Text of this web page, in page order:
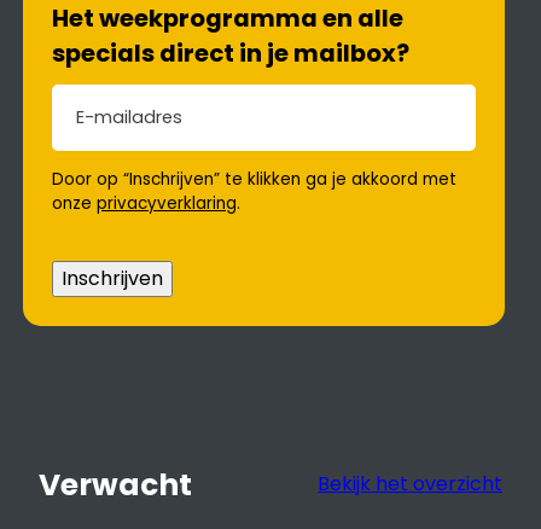
Het weekprogramma en alle
specials direct in je mailbox?
E-mailadres
Door op “Inschrijven” te klikken ga je akkoord met
onzeprivacyverklaring.
Inschrijven
Verwacht Bekijk het overzicht